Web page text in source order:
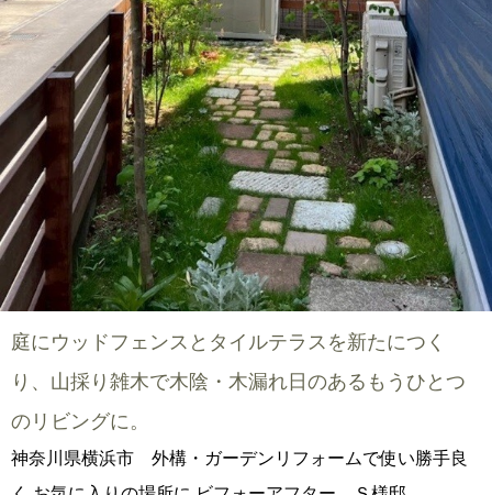
庭にウッドフェンスとタイルテラスを新たにつく
り、山採り雑木で木陰・木漏れ日のあるもうひとつ
のリビングに。
神奈川県横浜市 外構・ガーデンリフォームで使い勝手良